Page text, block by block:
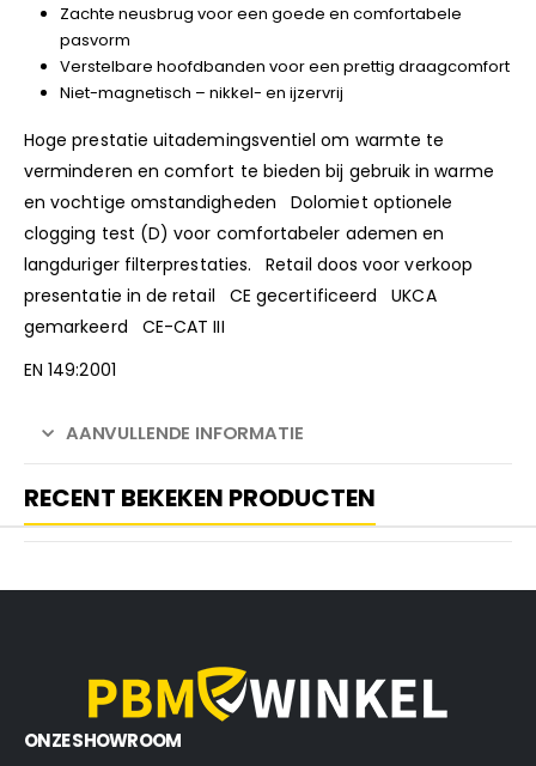
Zachte neusbrug voor een goede en comfortabele
pasvorm
Verstelbare hoofdbanden voor een prettig draagcomfort
Niet-magnetisch – nikkel- en ijzervrij
Hoge prestatie uitademingsventiel om warmte te
verminderen en comfort te bieden bij gebruik in warme
en vochtige omstandigheden Dolomiet optionele
clogging test (D) voor comfortabeler ademen en
langduriger filterprestaties. Retail doos voor verkoop
presentatie in de retail CE gecertificeerd UKCA
gemarkeerd CE-CAT III
EN 149:2001
AANVULLENDE INFORMATIE
RECENT BEKEKEN PRODUCTEN
ONZE SHOWROOM